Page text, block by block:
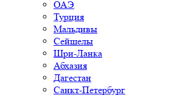
ОАЭ
Турция
Мальдивы
Сейшелы
Шри-Ланка
Абхазия
Дагестан
Санкт-Петербург